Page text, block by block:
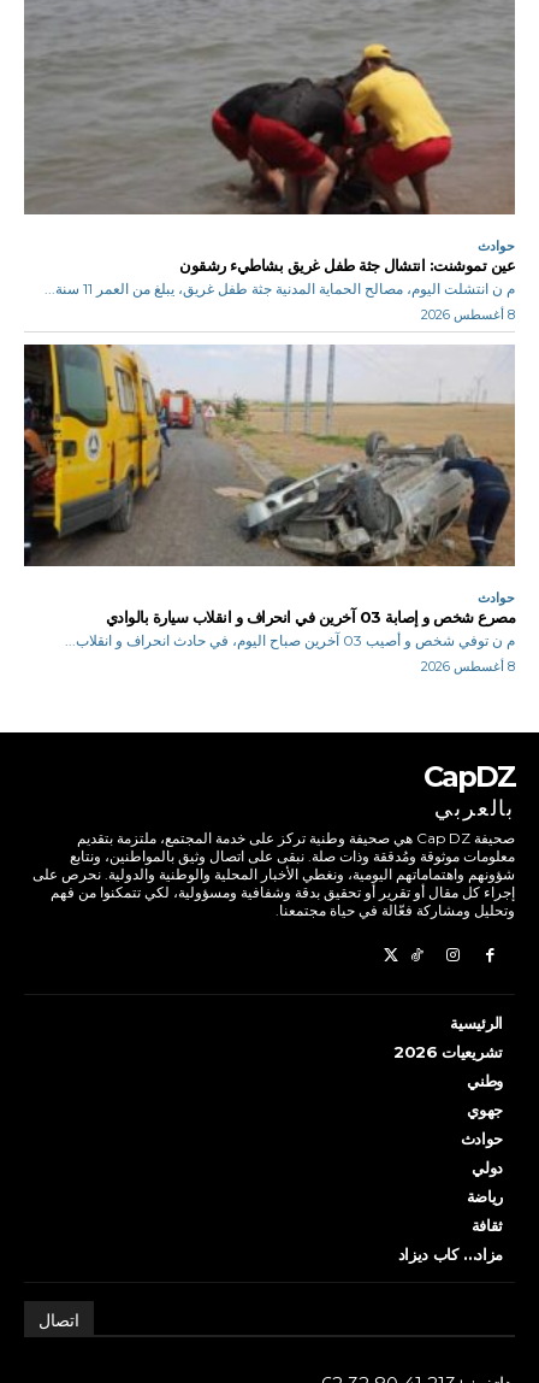
حوادث
عين تموشنت: انتشال جثة طفل غريق بشاطيء رشقون
م ن انتشلت اليوم، مصالح الحماية المدنية جثة طفل غريق، يبلغ من العمر 11 سنة...
8 أغسطس 2026
حوادث
مصرع شخص و إصابة 03 آخرين في انحراف و انقلاب سيارة بالوادي
م ن توفي شخص و أصيب 03 آخرين صباح اليوم، في حادث انحراف و انقلاب...
8 أغسطس 2026
CapDZ
بالعربي
صحيفة Cap DZ هي صحيفة وطنية تركز على خدمة المجتمع، ملتزمة بتقديم
معلومات موثوقة ومُدققة وذات صلة. نبقى على اتصال وثيق بالمواطنين، ونتابع
شؤونهم واهتماماتهم اليومية، ونغطي الأخبار المحلية والوطنية والدولية. نحرص على
إجراء كل مقال أو تقرير أو تحقيق بدقة وشفافية ومسؤولية، لكي تتمكنوا من فهم
وتحليل ومشاركة فعّالة في حياة مجتمعنا.
الرئيسية
تشريعيات 2026
وطني
جهوي
حوادث
دولي
رياضة
ثقافة
مزاد… كاب ديزاد
اتصال